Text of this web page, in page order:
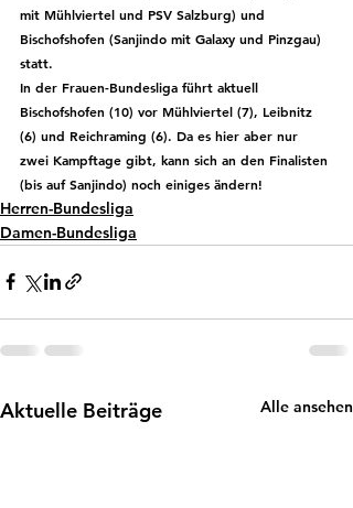
mit Mühlviertel und PSV Salzburg) und
Bischofshofen (Sanjindo mit Galaxy und Pinzgau)
statt.
In der Frauen-Bundesliga führt aktuell
Bischofshofen (10) vor Mühlviertel (7), Leibnitz
(6) und Reichraming (6). Da es hier aber nur
zwei Kampftage gibt, kann sich an den Finalisten
(bis auf Sanjindo) noch einiges ändern!
Herren-Bundesliga
Damen-Bundesliga
Aktuelle Beiträge Alle ansehen